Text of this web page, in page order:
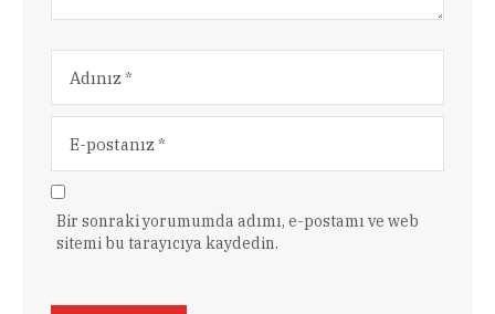
Bir sonraki yorumumda adımı, e-postamı ve web
sitemi bu tarayıcıya kaydedin.